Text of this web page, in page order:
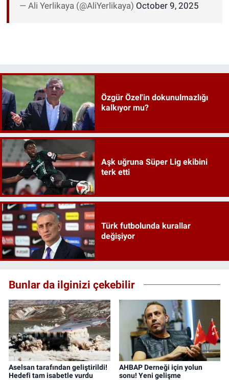
— Ali Yerlikaya (@AliYerlikaya) October 9, 2025
Özgür Özel'in dokunulmazlığı
kalkıyor mu?
Aşk uğruna Süper Lig ekibini
terk etti
Türk futbolunda kurallar
değişiyor
Bunlar da ilginizi çekebilir
Aselsan tarafından geliştirildi!
Hedefi tam isabetle vurdu
AHBAP Derneği için yolun
sonu! Yeni gelişme